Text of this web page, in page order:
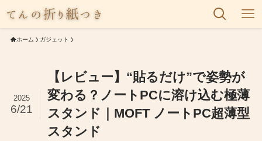
ホーム ガジェット
【レビュー】“貼るだけ”で姿勢が
変わる？ノートPCに溶け込む極薄
スタンド｜MOFT ノートPC超薄型
スタンド
2025
6/21